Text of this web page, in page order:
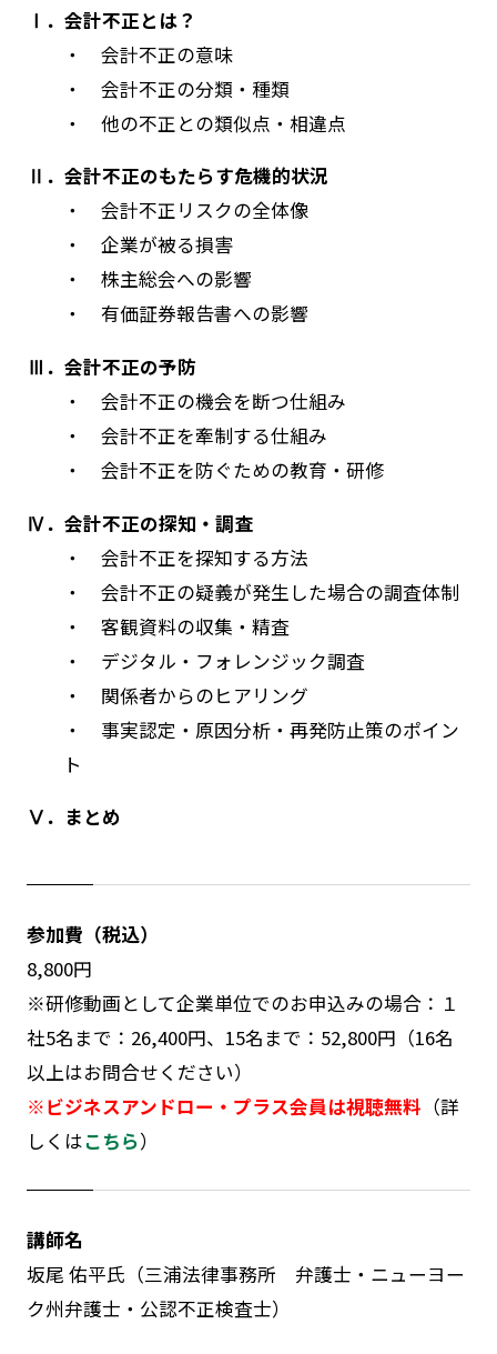
Ⅰ．会計不正とは？
・ 会計不正の意味
・ 会計不正の分類・種類
・ 他の不正との類似点・相違点
Ⅱ．会計不正のもたらす危機的状況
・ 会計不正リスクの全体像
・ 企業が被る損害
・ 株主総会への影響
・ 有価証券報告書への影響
Ⅲ．会計不正の予防
・ 会計不正の機会を断つ仕組み
・ 会計不正を牽制する仕組み
・ 会計不正を防ぐための教育・研修
Ⅳ．会計不正の探知・調査
・ 会計不正を探知する方法
・ 会計不正の疑義が発生した場合の調査体制
・ 客観資料の収集・精査
・ デジタル・フォレンジック調査
・ 関係者からのヒアリング
・ 事実認定・原因分析・再発防止策のポイン
ト
Ⅴ．まとめ
参加費（税込）
8,800円
※研修動画として企業単位でのお申込みの場合：１
社5名まで：26,400円、15名まで：52,800円（16名
以上はお問合せください）
※ビジネスアンドロー・プラス会員は視聴無料 （詳
しくはこちら）
講師名
坂尾 佑平氏（三浦法律事務所 弁護士・ニューヨー
ク州弁護士・公認不正検査士）